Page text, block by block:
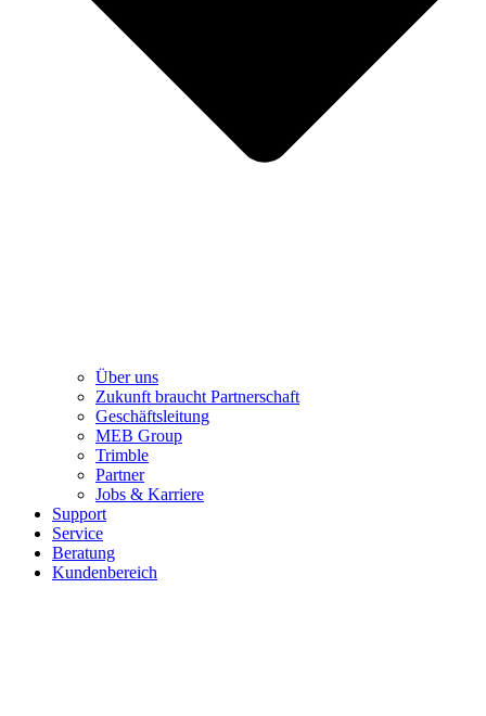
Über uns
Zukunft braucht Partnerschaft
Geschäftsleitung
MEB Group
Trimble
Partner
Jobs & Karriere
Support
Service
Beratung
Kundenbereich